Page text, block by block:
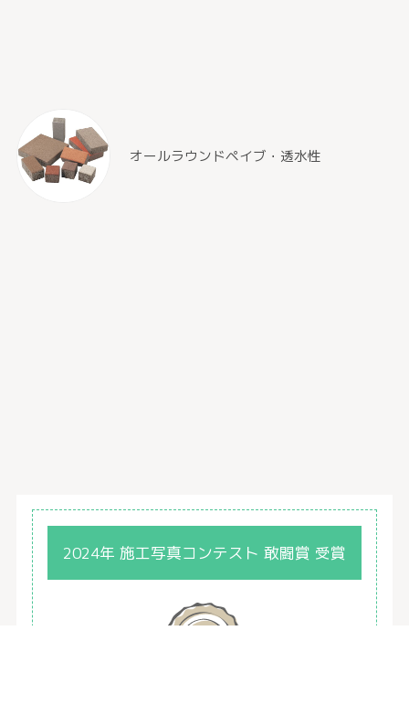
オールラウンドペイブ・透水性
2024年 施工写真コンテスト 敢闘賞 受賞